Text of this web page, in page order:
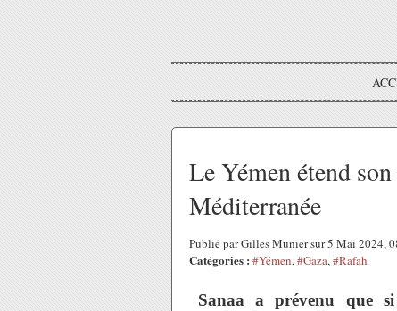
Le Yémen étend
Méditerranée
Publié par Gilles Munier sur 5 Mai 2024,
Catégories : #Yémen,#Gaza,#Rafah
Sanaa a prévenu que